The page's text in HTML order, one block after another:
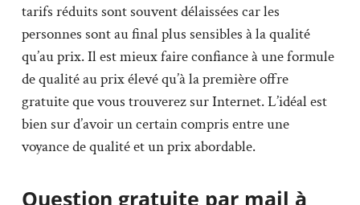
tarifs réduits sont souvent délaissées car les
personnes sont au final plus sensibles à la qualité
qu’au prix. Il est mieux faire confiance à une formule
de qualité au prix élevé qu’à la première offre
gratuite que vous trouverez sur Internet. L’idéal est
bien sur d’avoir un certain compris entre une
voyance de qualité et un prix abordable.
Question gratuite par mail à